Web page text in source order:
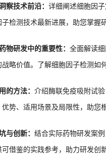
察技术前沿：详细阐述细胞因
检测技术最新进展，助您掌握
物研发中的重要性：全面解读
略价值。了解细胞因子检测如
的方法：介绍酶联免疫吸附试
势、适用场景及局限性，助您
与创新：结合实际药物研发案
借鉴的实践参考，助力研发创新